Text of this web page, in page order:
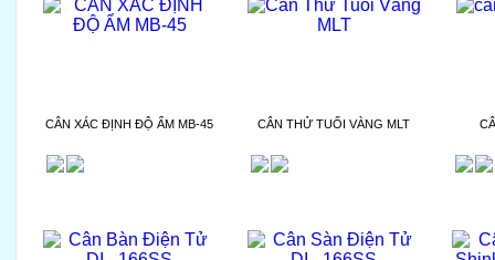
CÂN XÁC ĐỊNH ĐỘ ẨM MB-45 CÂN THỬ TUỔI VÀNG MLT